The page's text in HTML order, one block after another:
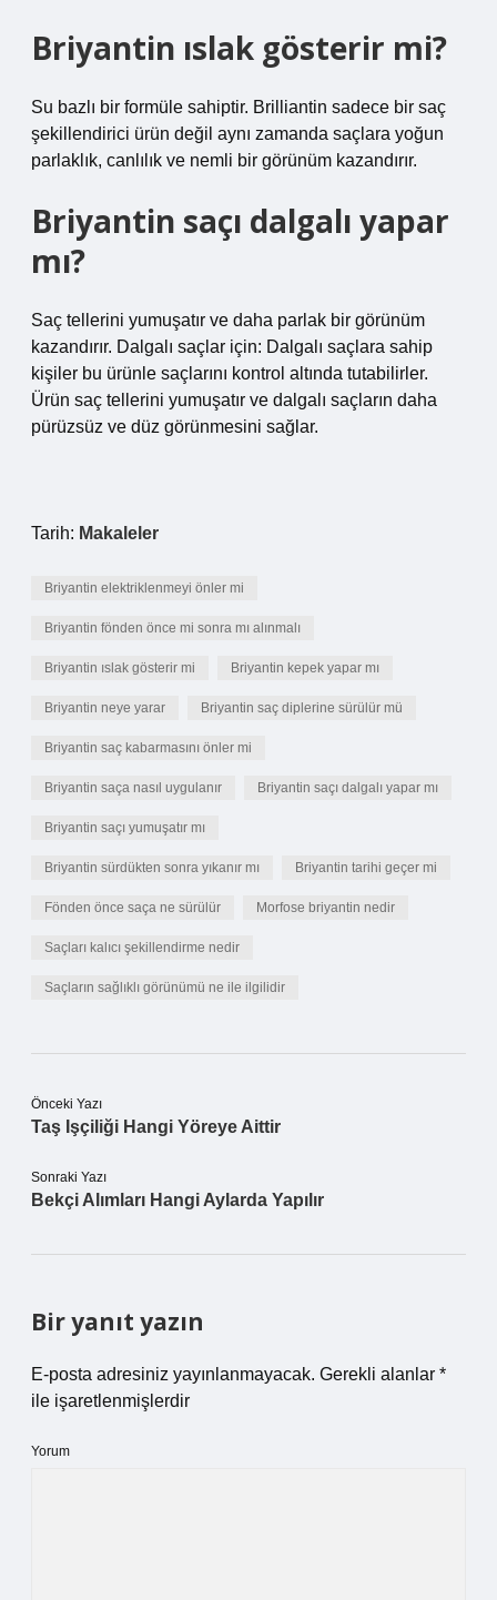
Briyantin ıslak gösterir mi?
Su bazlı bir formüle sahiptir. Brilliantin sadece bir saç
şekillendirici ürün değil aynı zamanda saçlara yoğun
parlaklık, canlılık ve nemli bir görünüm kazandırır.
Briyantin saçı dalgalı yapar
mı?
Saç tellerini yumuşatır ve daha parlak bir görünüm
kazandırır. Dalgalı saçlar için: Dalgalı saçlara sahip
kişiler bu ürünle saçlarını kontrol altında tutabilirler.
Ürün saç tellerini yumuşatır ve dalgalı saçların daha
pürüzsüz ve düz görünmesini sağlar.
Tarih: Makaleler
Briyantin elektriklenmeyi önler mi
Briyantin fönden önce mi sonra mı alınmalı
Briyantin ıslak gösterir mi Briyantin kepek yapar mı
Briyantin neye yarar Briyantin saç diplerine sürülür mü
Briyantin saç kabarmasını önler mi
Briyantin saça nasıl uygulanır Briyantin saçı dalgalı yapar mı
Briyantin saçı yumuşatır mı
Briyantin sürdükten sonra yıkanır mı Briyantin tarihi geçer mi
Fönden önce saça ne sürülür Morfose briyantin nedir
Saçları kalıcı şekillendirme nedir
Saçların sağlıklı görünümü ne ile ilgilidir
Önceki Yazı
Taş Işçiliği Hangi Yöreye Aittir
Sonraki Yazı
Bekçi Alımları Hangi Aylarda Yapılır
Bir yanıt yazın
E-posta adresiniz yayınlanmayacak. Gerekli alanlar *
ile işaretlenmişlerdir
Yorum